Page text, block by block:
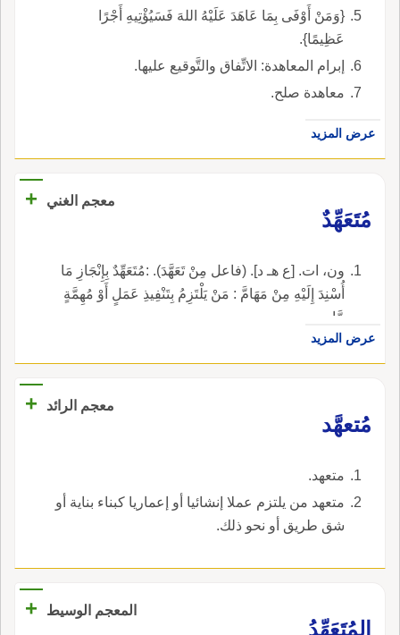
{وَمَنْ أَوْفَى بِمَا عَاهَدَ عَلَيْهُ اللهَ فَسَيُؤْتِيهِ أَجْرًا
عَظِيمًا}.
إبرام المعاهدة: الاتِّفاق والتَّوقيع عليها.
معاهدة صلح.
عرض المزيد
معجم الغني
+
مُتَعَهِّدٌ
ون، ات. [ع هـ د]. (فاعل مِنْ تَعَهَّدَ). :مُتَعَهِّدٌ بِإِنْجَازِ مَا
أُسْنِدَ إِلَيْهِ مِنْ مَهَامَّ : مَنْ يَلْتَزِمُ بِتَنْفِيذِ عَمَلٍ أَوْ مُهِمَّةٍ
مَّا.
عرض المزيد
معجم الرائد
+
مُتعهَّد
متعهد.
متعهد من يلتزم عملا إنشائيا أو إعماريا كبناء بناية أو
شق طريق أو نحو ذلك.
المعجم الوسيط
+
المُتَعَهِّدُ